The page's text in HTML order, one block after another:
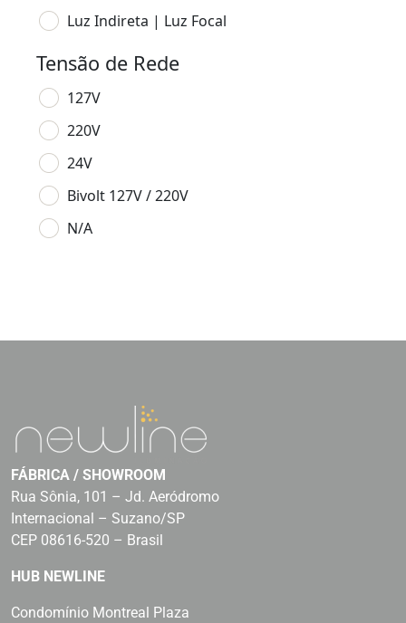
Luz Indireta | Luz Focal
Tensão de Rede
127V
220V
24V
Bivolt 127V / 220V
N/A
FÁBRICA / SHOWROOM
Rua Sônia, 101 – Jd. Aeródromo
Internacional – Suzano/SP
CEP 08616-520 – Brasil
HUB NEWLINE
Condomínio Montreal Plaza